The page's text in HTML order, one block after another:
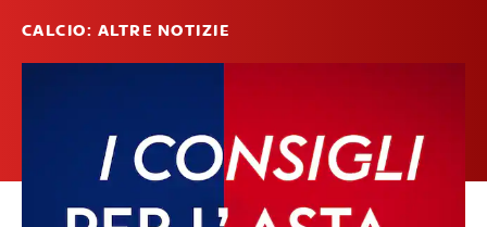
CALCIO: ALTRE NOTIZIE